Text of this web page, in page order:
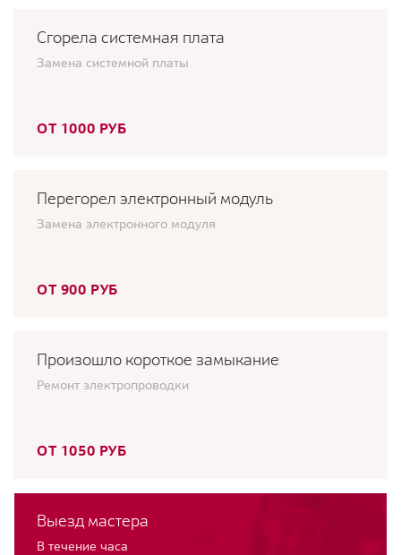
Сгорела системная плата
Замена системной платы
ОТ 1000 РУБ
Перегорел электронный модуль
Замена электронного модуля
ОТ 900 РУБ
Произошло короткое замыкание
Ремонт электропроводки
ОТ 1050 РУБ
Выезд мастера
В течение часа